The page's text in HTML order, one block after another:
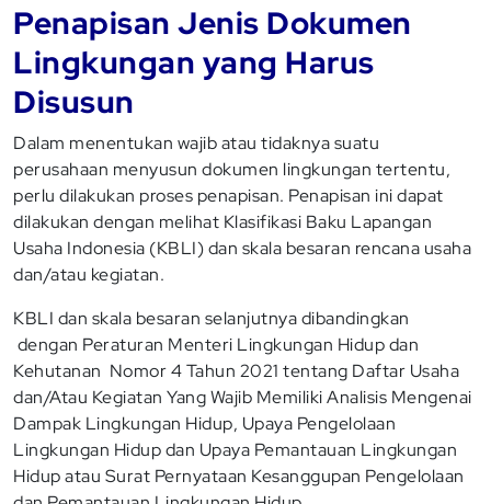
Penapisan Jenis Dokumen
Lingkungan yang Harus
Disusun
Dalam menentukan wajib atau tidaknya suatu
perusahaan menyusun dokumen lingkungan tertentu,
perlu dilakukan proses penapisan. Penapisan ini dapat
dilakukan dengan melihat Klasifikasi Baku Lapangan
Usaha Indonesia (KBLI) dan skala besaran rencana usaha
dan/atau kegiatan.
KBLI dan skala besaran selanjutnya dibandingkan
dengan Peraturan Menteri Lingkungan Hidup dan
Kehutanan Nomor 4 Tahun 2021 tentang Daftar Usaha
dan/Atau Kegiatan Yang Wajib Memiliki Analisis Mengenai
Dampak Lingkungan Hidup, Upaya Pengelolaan
Lingkungan Hidup dan Upaya Pemantauan Lingkungan
Hidup atau Surat Pernyataan Kesanggupan Pengelolaan